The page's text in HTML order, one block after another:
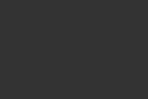
ジャケット